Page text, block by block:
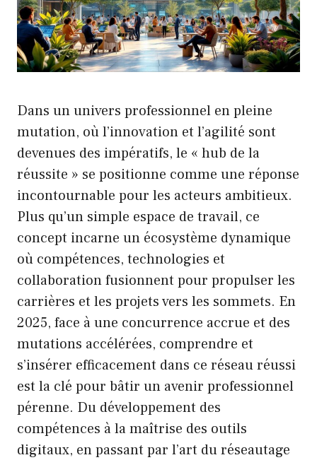
Dans un univers professionnel en pleine
mutation, où l’innovation et l’agilité sont
devenues des impératifs, le « hub de la
réussite » se positionne comme une réponse
incontournable pour les acteurs ambitieux.
Plus qu’un simple espace de travail, ce
concept incarne un écosystème dynamique
où compétences, technologies et
collaboration fusionnent pour propulser les
carrières et les projets vers les sommets. En
2025, face à une concurrence accrue et des
mutations accélérées, comprendre et
s’insérer efficacement dans ce réseau réussi
est la clé pour bâtir un avenir professionnel
pérenne. Du développement des
compétences à la maîtrise des outils
digitaux, en passant par l’art du réseautage